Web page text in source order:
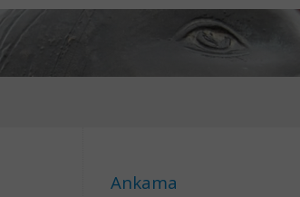
Ankama